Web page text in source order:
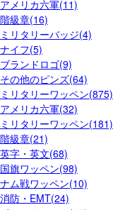
アメリカ六軍(11)
階級章(16)
ミリタリーバッジ(4)
ナイフ(5)
ブランドロゴ(9)
その他のピンズ(64)
ミリタリーワッペン(875)
アメリカ六軍(32)
ミリタリーワッペン(181)
階級章(21)
英字・英文(68)
国旗ワッペン(98)
ナム戦ワッペン(10)
消防・EMT(24)